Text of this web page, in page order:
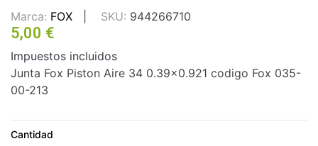
Marca: FOX SKU: 944266710
5,00 €
Impuestos incluidos
Junta Fox Piston Aire 34 0.39x0.921 codigo Fox 035-
00-213
Cantidad